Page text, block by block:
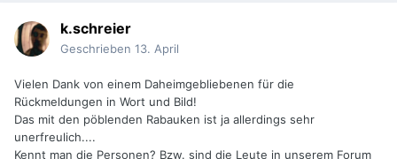
k.schreier
Geschrieben 13. April
Vielen Dank von einem Daheimgebliebenen für die
Rückmeldungen in Wort und Bild!
Das mit den pöblenden Rabauken ist ja allerdings sehr
unerfreulich....
Kennt man die Personen? Bzw. sind die Leute in unserem Forum